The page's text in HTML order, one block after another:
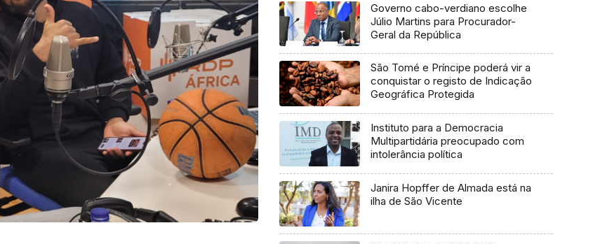
Governo cabo-verdiano escolhe
Júlio Martins para Procurador-
Geral da República
São Tomé e Príncipe poderá vir a
conquistar o registo de Indicação
Geográfica Protegida
Instituto para a Democracia
Multipartidária preocupado com
intolerância política
Janira Hopffer de Almada está na
ilha de São Vicente